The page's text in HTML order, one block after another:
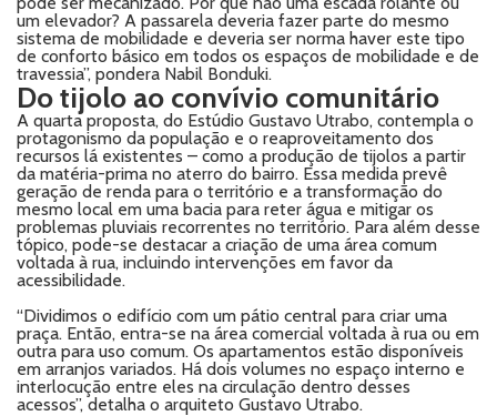
um elevador? A passarela deveria fazer parte do mesmo
sistema de mobilidade e deveria ser norma haver este tipo
de conforto básico em todos os espaços de mobilidade e de
travessia”, pondera Nabil Bonduki.
Do tijolo ao convívio comunitário
A quarta proposta, do Estúdio Gustavo Utrabo, contempla o
protagonismo da população e o reaproveitamento dos
recursos lá existentes – como a produção de tijolos a partir
da matéria-prima no aterro do bairro. Essa medida prevê
geração de renda para o território e a transformação do
mesmo local em uma bacia para reter água e mitigar os
problemas pluviais recorrentes no território. Para além desse
tópico, pode-se destacar a criação de uma área comum
voltada à rua, incluindo intervenções em favor da
acessibilidade.
“Dividimos o edifício com um pátio central para criar uma
praça. Então, entra-se na área comercial voltada à rua ou em
outra para uso comum. Os apartamentos estão disponíveis
em arranjos variados. Há dois volumes no espaço interno e
interlocução entre eles na circulação dentro desses
acessos”, detalha o arquiteto Gustavo Utrabo.